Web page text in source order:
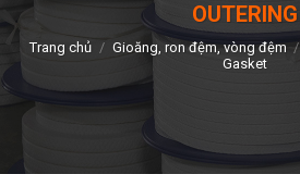
OUTERING
Trang chủ / Gioăng, ron đệm, vòng đệm /
Gasket